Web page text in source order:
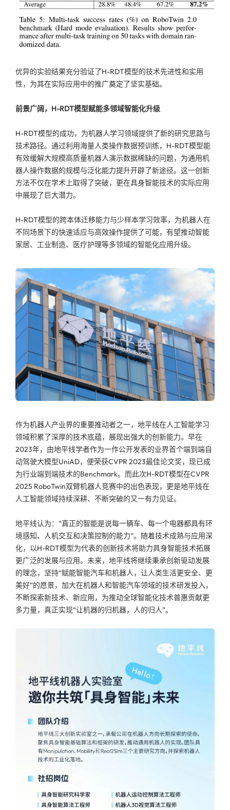
优异的实验结果充分验证了H-RDT模型的技术先进性和实用
性，为其在实际应用中的推广奠定了坚实基础。
前景广阔，H-RDT模型赋能多领域智能化升级
H-RDT模型的成功，为机器人学习领域提供了新的研究思路与
技术路径。通过利用海量人类操作数据预训练，H-RDT模型能
有效缓解大规模高质量机器人演示数据稀缺的问题，为通用机
器人操作数据的规模与泛化能力提升开辟了新途径。这一创新
方法不仅在学术上取得了突破，更在具身智能技术的实际应用
中展现了巨大潜力。
H-RDT模型的跨本体迁移能力与少样本学习效率，为机器人在
不同场景下的快速适应与高效操作提供了可能，有望推动智能
家居、工业制造、医疗护理等多领域的智能化应用升级。
作为机器人产业界的重要推动者之一，地平线在人工智能学习
领域积累了深厚的技术底蕴，展现出强大的创新能力。早在
2023年，由地平线学者作为一作公开发表的业界首个端到端自
动驾驶大模型UniAD，便荣获CVPR 2023最佳论文奖，现已成
为行业端到端技术的Benchmark。而此次H-RDT模型在CVPR
2025 RoboTwin双臂机器人竞赛中的出色表现，更是地平线在
人工智能领域持续深耕、不断突破的又一有力见证。
地平线认为：“真正的智能是说每一辆车、每一个电器都具有环
境感知、人机交互和决策控制的能力”。随着技术成熟与应用深
化，以H-RDT模型为代表的创新技术将助力具身智能技术拓展
更广泛的发展与应用。未来，地平线将继续秉承创新驱动发展
的理念，坚持“赋能智能汽车和机器人，让人类生活更安全、更
美好”的愿景，加大在机器人和智能汽车领域的技术研发投入，
不断探索新技术、新应用，为推动全球智能化技术普惠贡献更
多力量，真正实现“让机器的归机器，人的归人”。